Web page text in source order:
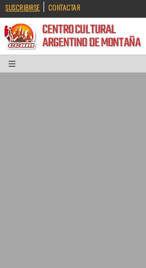
SUSCRIBIRSE | CONTACTAR
CENTRO CULTURAL
ARGENTINO DE MONTAÑA